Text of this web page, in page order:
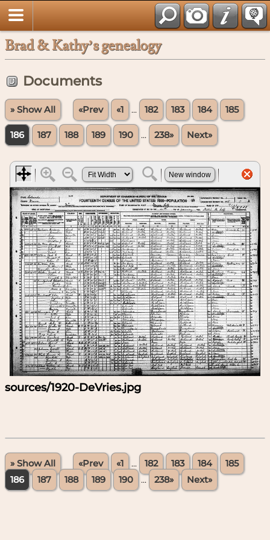
Brad & Kathy’s genealogy
Documents
» Show All «Prev «1 ... 182 183 184 185
186 187 188 189 190 ... 238» Next»
sources/1920-DeVries.jpg
» Show All «Prev «1 ... 182 183 184
185
186
187 188 189 190 ... 238» Next»